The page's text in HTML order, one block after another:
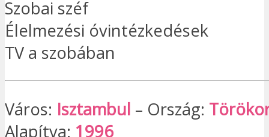
Szobai széf
Élelmezési óvintézkedések
TV a szobában
Város: Isztambul – Ország:
Alapítva: 1996